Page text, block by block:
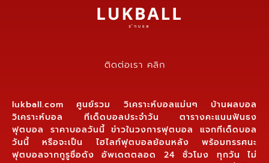
ติดต่อเรา คลิก
lukball.com ศูนย์รวม วิเคราะห์บอลแม่นๆ บ้านผลบอล
วิเคราะห์บอล ทีเด็ดบอลประจำวัน ตารางคะแนนฟันธง
ฟุตบอล ราคาบอลวันนี้ ข่าวในวงการฟุตบอล แจกทีเด็ดบอล
วันนี้ หรือจะเป็น ไฮไลท์ฟุตบอลย้อนหลัง พร้อมทรรศนะ
ฟุตบอลจากกูรูชื่อดัง อัพเดตตลอด 24 ชั่วโมง ทุกวัน ไม่